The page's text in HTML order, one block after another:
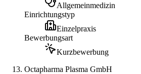
Allgemeinmedizin
Einrichtungstyp
Einzelpraxis
Bewerbungsart
Kurzbewerbung
Octapharma Plasma GmbH